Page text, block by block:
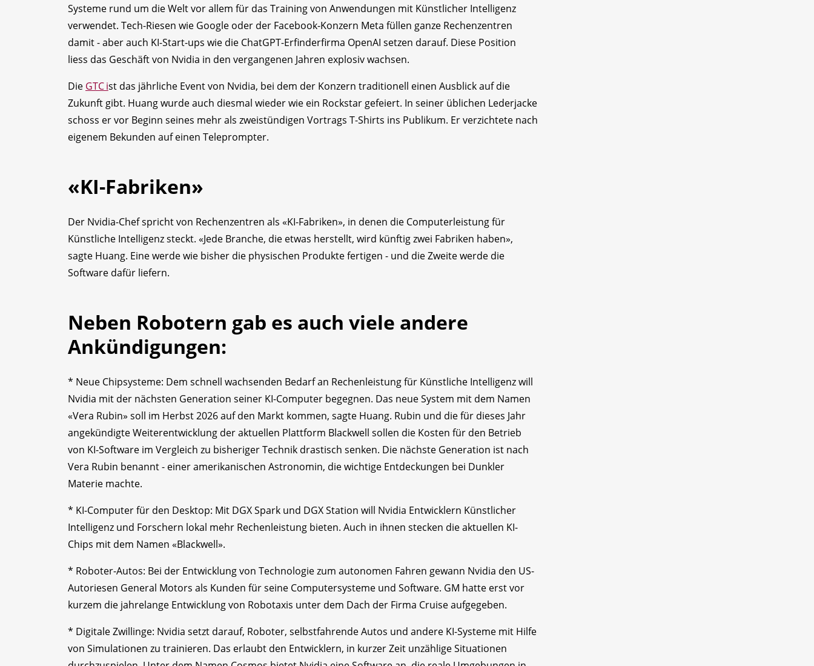
Systeme rund um die Welt vor allem für das Training von Anwendungen mit Künstlicher Intelligenz
verwendet. Tech-Riesen wie Google oder der Facebook-Konzern Meta füllen ganze Rechenzentren
damit - aber auch KI-Start-ups wie die ChatGPT-Erfinderfirma OpenAI setzen darauf. Diese Position
liess das Geschäft von Nvidia in den vergangenen Jahren explosiv wachsen.
Die GTC ist das jährliche Event von Nvidia, bei dem der Konzern traditionell einen Ausblick auf die
Zukunft gibt. Huang wurde auch diesmal wieder wie ein Rockstar gefeiert. In seiner üblichen Lederjacke
schoss er vor Beginn seines mehr als zweistündigen Vortrags T-Shirts ins Publikum. Er verzichtete nach
eigenem Bekunden auf einen Teleprompter.
«KI-Fabriken»
Der Nvidia-Chef spricht von Rechenzentren als «KI-Fabriken», in denen die Computerleistung für
Künstliche Intelligenz steckt. «Jede Branche, die etwas herstellt, wird künftig zwei Fabriken haben»,
sagte Huang. Eine werde wie bisher die physischen Produkte fertigen - und die Zweite werde die
Software dafür liefern.
Neben Robotern gab es auch viele andere
Ankündigungen:
* Neue Chipsysteme: Dem schnell wachsenden Bedarf an Rechenleistung für Künstliche Intelligenz will
Nvidia mit der nächsten Generation seiner KI-Computer begegnen. Das neue System mit dem Namen
«Vera Rubin» soll im Herbst 2026 auf den Markt kommen, sagte Huang. Rubin und die für dieses Jahr
angekündigte Weiterentwicklung der aktuellen Plattform Blackwell sollen die Kosten für den Betrieb
von KI-Software im Vergleich zu bisheriger Technik drastisch senken. Die nächste Generation ist nach
Vera Rubin benannt - einer amerikanischen Astronomin, die wichtige Entdeckungen bei Dunkler
Materie machte.
* KI-Computer für den Desktop: Mit DGX Spark und DGX Station will Nvidia Entwicklern Künstlicher
Intelligenz und Forschern lokal mehr Rechenleistung bieten. Auch in ihnen stecken die aktuellen KI-
Chips mit dem Namen «Blackwell».
* Roboter-Autos: Bei der Entwicklung von Technologie zum autonomen Fahren gewann Nvidia den US-
Autoriesen General Motors als Kunden für seine Computersysteme und Software. GM hatte erst vor
kurzem die jahrelange Entwicklung von Robotaxis unter dem Dach der Firma Cruise aufgegeben.
* Digitale Zwillinge: Nvidia setzt darauf, Roboter, selbstfahrende Autos und andere KI-Systeme mit Hilfe
von Simulationen zu trainieren. Das erlaubt den Entwicklern, in kurzer Zeit unzählige Situationen